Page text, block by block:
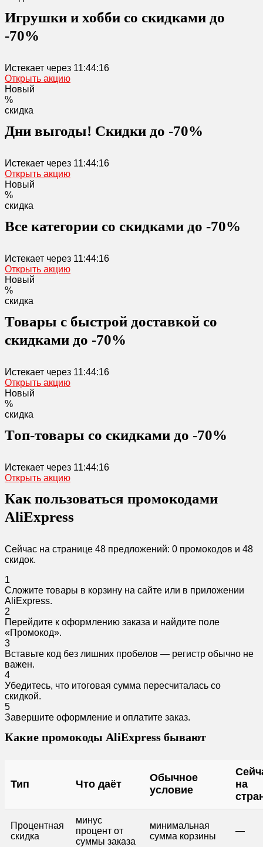
Игрушки и хобби со скидками до
-70%
Истекает через 11:44:16
Открыть акцию
Новый
%
скидка
Дни выгоды! Скидки до -70%
Истекает через 11:44:16
Открыть акцию
Новый
%
скидка
Все категории со скидками до -70%
Истекает через 11:44:16
Открыть акцию
Новый
%
скидка
Товары с быстрой доставкой со
скидками до -70%
Истекает через 11:44:16
Открыть акцию
Новый
%
скидка
Топ-товары со скидками до -70%
Истекает через 11:44:16
Открыть акцию
Как пользоваться промокодами
AliExpress
Сейчас на странице 48 предложений: 0 промокодов и 48
скидок.
1
Сложите товары в корзину на сайте или в приложении
AliExpress.
2
Перейдите к оформлению заказа и найдите поле
«Промокод».
3
Вставьте код без лишних пробелов — регистр обычно не
важен.
4
Убедитесь, что итоговая сумма пересчиталась со
скидкой.
5
Завершите оформление и оплатите заказ.
Какие промокоды AliExpress бывают
Тип Что даёт
Обычное
условие
на
Процентная
скидка
минус
процент от
суммы заказа
минимальная
сумма корзины
—